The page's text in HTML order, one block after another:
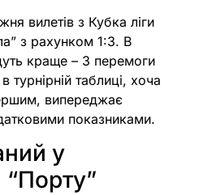
вилетів з Кубка ліги
з рахунком 1:3. В
краще – 3 перемоги
турнірній таблиці, хоча
випереджає
показниками.
у
“Порту”